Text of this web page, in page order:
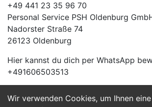
Wir verwenden Cookies, um Ihnen
+49 441 23 35 96 70
Personal Service PSH Oldenburg
Nadorster Straße 74
26123 Oldenburg
Hier kannst du dich per WhatsApp
+491606503513